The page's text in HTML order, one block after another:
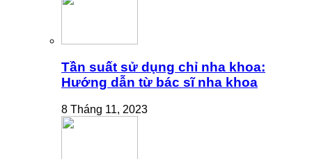
Tần suất sử dụng chỉ nha khoa:
Hướng dẫn từ bác sĩ nha khoa
8 Tháng 11, 2023